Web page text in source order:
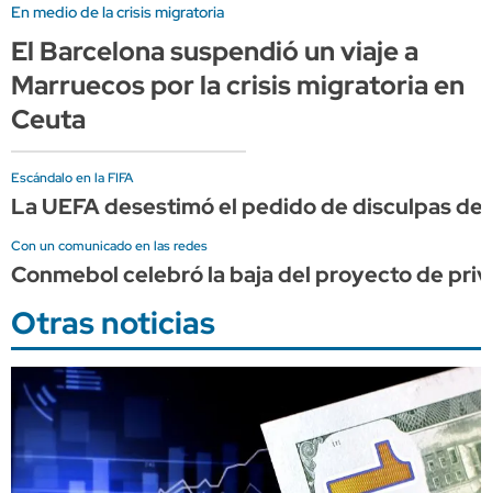
En medio de la crisis migratoria
El Barcelona suspendió un viaje a
Marruecos por la crisis migratoria en
Ceuta
Escándalo en la FIFA
La UEFA desestimó el pedido de disculpas
Con un comunicado en las redes
Conmebol celebró la baja del proyecto de
Otras noticias